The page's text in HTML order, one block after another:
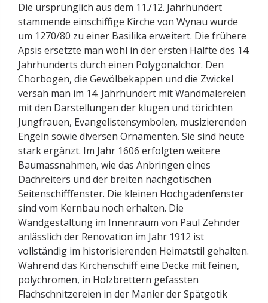
Die ursprünglich aus dem 11./12. Jahrhundert
stammende einschiffige Kirche von Wynau wurde
um 1270/80 zu einer Basilika erweitert. Die frühere
Apsis ersetzte man wohl in der ersten Hälfte des 14.
Jahrhunderts durch einen Polygonalchor. Den
Chorbogen, die Gewölbekappen und die Zwickel
versah man im 14. Jahrhundert mit Wandmalereien
mit den Darstellungen der klugen und törichten
Jungfrauen, Evangelistensymbolen, musizierenden
Engeln sowie diversen Ornamenten. Sie sind heute
stark ergänzt. Im Jahr 1606 erfolgten weitere
Baumassnahmen, wie das Anbringen eines
Dachreiters und der breiten nachgotischen
Seitenschifffenster. Die kleinen Hochgadenfenster
sind vom Kernbau noch erhalten. Die
Wandgestaltung im Innenraum von Paul Zehnder
anlässlich der Renovation im Jahr 1912 ist
vollständig im historisierenden Heimatstil gehalten.
Während das Kirchenschiff eine Decke mit feinen,
polychromen, in Holzbrettern gefassten
Flachschnitzereien in der Manier der Spätgotik